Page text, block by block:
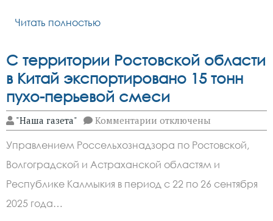
Читать полностью
С территории Ростовской области
в Китай экспортировано 15 тонн
пухо-перьевой смеси
"Наша газета" Комментарии к
записи
территории
Ростовской
области
в
Китай
отключены
Управлением Россельхознадзора по Ростовской,
Волгоградской и Астраханской областям и
Республике Калмыкия в период с 22 по 26 сентября
2025 года…